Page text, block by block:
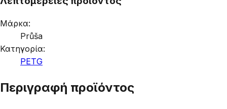
Μάρκα:
Průša
Κατηγορία:
PETG
Περιγραφή προϊόντος